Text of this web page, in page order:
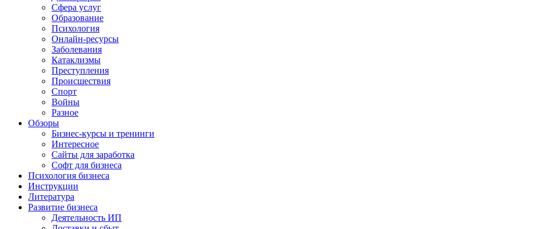
Сфера услуг
Образование
Психология
Онлайн-ресурсы
Заболевания
Катаклизмы
Преступления
Происшествия
Спорт
Войны
Разное
Обзоры
Бизнес-курсы и тренинги
Интересное
Сайты для заработка
Софт для бизнеса
Психология бизнеса
Инструкции
Литература
Развитие бизнеса
Деятельность ИП